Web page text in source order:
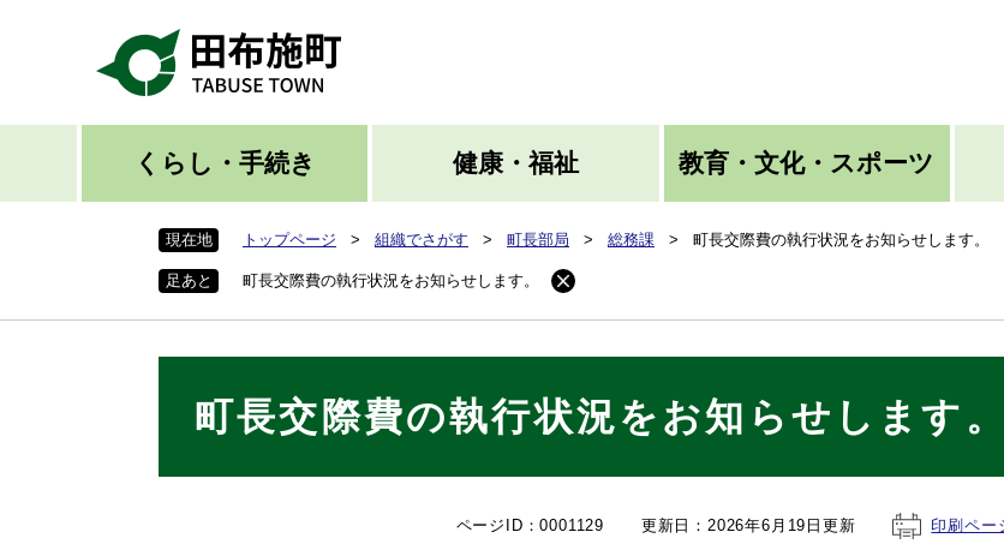
先
くらし・手続き 健康・福祉 教育・文化・スポーツ
現在地 トップページ > 組織でさがす > 町長部局 > 総務課 > 町長交際費の執行状況をお知らせします。
足あと 町長交際費の執行状況をお知らせします。
町長交際費の執行状況をお知らせします。
ページID：0001129 更新日：2026年6月19日更新 印刷ペー